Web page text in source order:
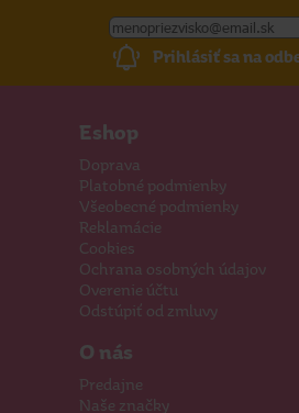
Prihlásiť sa na
Eshop
Doprava
Platobné podmienky
Všeobecné podmienky
Reklamácie
Cookies
Ochrana osobných údajov
Overenie účtu
Odstúpiť od zmluvy
O nás
Predajne
Naše značky